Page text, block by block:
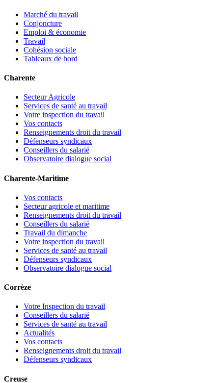
Marché du travail
Conjoncture
Emploi & économie
Travail
Cohésion sociale
Tableaux de bord
Charente
Secteur Agricole
Services de santé au travail
Votre inspection du travail
Vos contacts
Renseignements droit du travail
Défenseurs syndicaux
Conseillers du salarié
Observatoire dialogue social
Charente-Maritime
Vos contacts
Secteur agricole et maritime
Renseignements droit du travail
Conseillers du salarié
Travail du dimanche
Votre inspection du travail
Services de santé au travail
Défenseurs syndicaux
Observatoire dialogue social
Corrèze
Votre Inspection du travail
Conseillers du salarié
Services de santé au travail
Actualités
Vos contacts
Renseignements droit du travail
Défenseurs syndicaux
Creuse